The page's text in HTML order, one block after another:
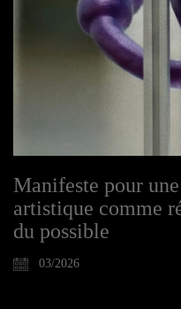
Manifeste pour
artistique comme
du possible
03/2026